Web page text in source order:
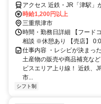
アクセス 近鉄・JR「津駅」
時給1,200円以上
三重県津市
時間・勤務日詳細 【フード
相談 ※休憩あり 【売店】
仕事内容 ・レシピが決まっ
土産物の販売や商品補充な
ビスエリア上り線！ 近鉄、
市...
シフト制